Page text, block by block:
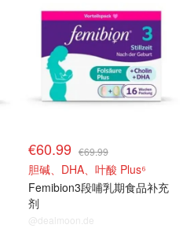
€60.99 €69.99
胆碱、DHA、叶酸 Plus⁶
Femibion​​3段哺乳期食品补充
剂
@dealmoon.de